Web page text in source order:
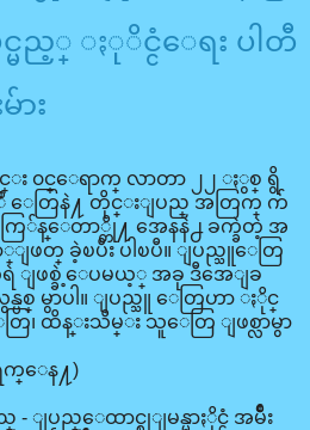
ပိဳင္မည့္ ႏုိင္ငံေရး ပါတီ
း
၀င္ေရာက္ လာတာ ၂၂ ႏွစ္ ရွိ
ေတြနဲ႔ တိုင္းျပည္ အတြက္ က်
ကြ်န္ေတာ္တို႔ အေနနဲ႕ ခက္ခဲတဲ့ အ
တ္ ခဲ့ၿပီး ပါၿပီ။ ျပည္သူေတြ
ျဖစ္ခဲ့ေပမယ့္ အခု ဒီအေျခ
စ္ မွာပါ။ ျပည္သူ ေတြဟာ ႏိုင္
ထိန္းသိမ္း သူေတြ ျဖစ္လာမွာ
က္ေန႔)
- ျပည္ေထာင္စုျမန္မာႏိုင္ငံ အမ်ဳိး